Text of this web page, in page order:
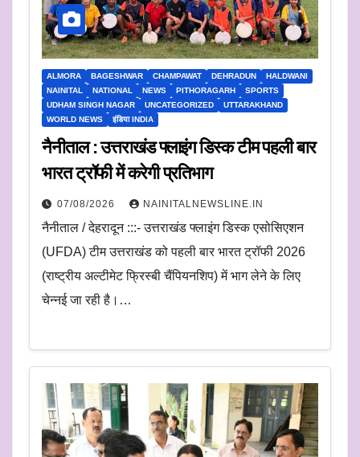
ALMORA BAGESHWAR CHAMPAWAT DEHRADUN
HALDWANI
NAINITAL
NATIONAL NEWS PITHORAGARH
SPORTS
UDHAM SINGH NAGAR
UNCATEGORIZED
UTTARAKHAND
WORLD NEWS
इंडिया INDIA
नैनीताल : उत्तराखंड फ्लाइंग डिस्क टीम पहली बार
भारत ट्रॉफी में करेगी प्रतिभाग
07/08/2026 NAINITALNEWSLINE.IN
नैनीताल / देहरादून :::- उत्तराखंड फ्लाइंग डिस्क एसोसिएशन
(UFDA) टीम उत्तराखंड को पहली बार भारत ट्रॉफी 2026
(राष्ट्रीय अल्टीमेट फ्रिस्बी चैंपियनशिप) में भाग लेने के लिए
चेन्नई जा रही है।…